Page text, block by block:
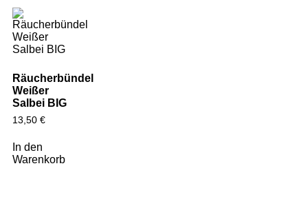
Räucherbündel
Weißer
Salbei BIG
13,50 €
In den
Warenkorb